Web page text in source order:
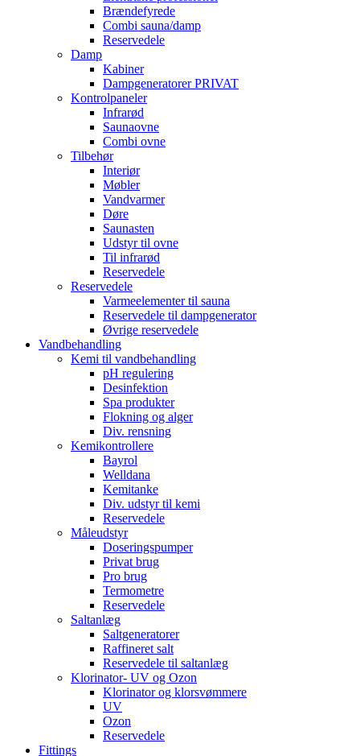
Brændefyrede
Combi sauna/damp
Reservedele
Damp
Kabiner
Dampgeneratorer PRIVAT
Kontrolpaneler
Infrarød
Saunaovne
Combi ovne
Tilbehør
Interiør
Møbler
Vandvarmer
Døre
Saunasten
Udstyr til ovne
Til infrarød
Reservedele
Reservedele
Varmeelementer til sauna
Reservedele til dampgenerator
Øvrige reservedele
Vandbehandling
Kemi til vandbehandling
pH regulering
Desinfektion
Spa produkter
Flokning og alger
Div. rensning
Kemikontrollere
Bayrol
Welldana
Kemitanke
Div. udstyr til kemi
Reservedele
Måleudstyr
Doseringspumper
Privat brug
Pro brug
Termometre
Reservedele
Saltanlæg
Saltgeneratorer
Raffineret salt
Reservedele til saltanlæg
Klorinator- UV og Ozon
Klorinator og klorsvømmere
UV
Ozon
Reservedele
Fittings